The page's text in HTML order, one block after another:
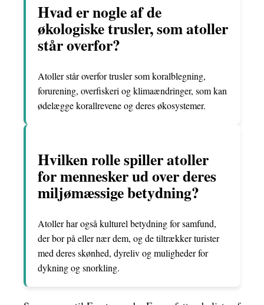
Hvad er nogle af de
økologiske trusler, som atoller
står overfor?
Atoller står overfor trusler som koralblegning,
forurening, overfiskeri og klimaændringer, som kan
ødelægge korallrevene og deres økosystemer.
Hvilken rolle spiller atoller
for mennesker ud over deres
miljømæssige betydning?
Atoller har også kulturel betydning for samfund,
der bor på eller nær dem, og de tiltrækker turister
med deres skønhed, dyreliv og muligheder for
dykning og snorkling.